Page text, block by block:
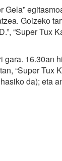
Goizeko
“Super Tux
16.30an
“Super Tux
da); eta